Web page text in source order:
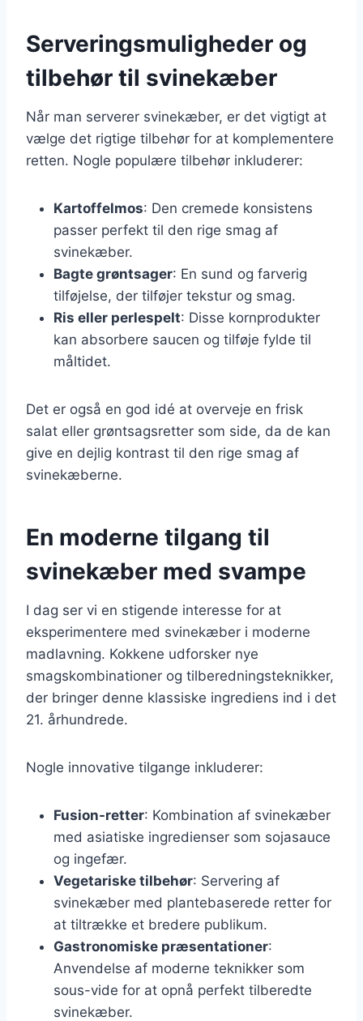
Serveringsmuligheder og
tilbehør til svinekæber
Når man serverer svinekæber, er det vigtigt at
vælge det rigtige tilbehør for at komplementere
retten. Nogle populære tilbehør inkluderer:
Kartoffelmos: Den cremede konsistens
passer perfekt til den rige smag af
svinekæber.
Bagte grøntsager: En sund og farverig
tilføjelse, der tilføjer tekstur og smag.
Ris eller perlespelt: Disse kornprodukter
kan absorbere saucen og tilføje fylde til
måltidet.
Det er også en god idé at overveje en frisk
salat eller grøntsagsretter som side, da de kan
give en dejlig kontrast til den rige smag af
svinekæberne.
En moderne tilgang til
svinekæber med svampe
I dag ser vi en stigende interesse for at
eksperimentere med svinekæber i moderne
madlavning. Kokkene udforsker nye
smagskombinationer og tilberedningsteknikker,
der bringer denne klassiske ingrediens ind i det
21. århundrede.
Nogle innovative tilgange inkluderer:
Fusion-retter: Kombination af svinekæber
med asiatiske ingredienser som sojasauce
og ingefær.
Vegetariske tilbehør: Servering af
svinekæber med plantebaserede retter for
at tiltrække et bredere publikum.
Gastronomiske præsentationer:
Anvendelse af moderne teknikker som
sous-vide for at opnå perfekt tilberedte
svinekæber.